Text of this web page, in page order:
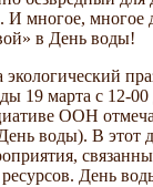
И многое, многое
в День воды!
19 марта с 12-
ООН
воды). В этот
День